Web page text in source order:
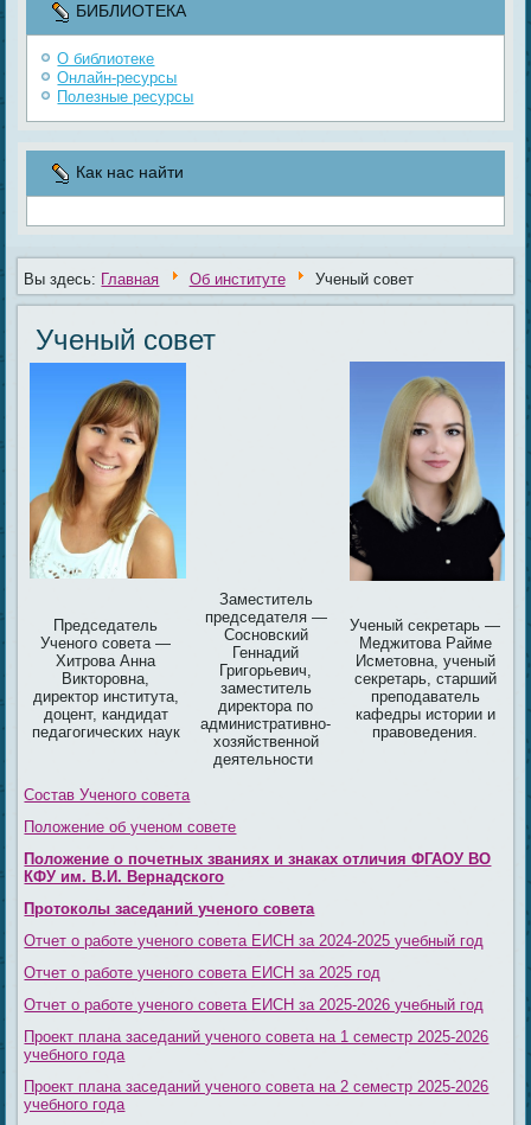
БИБЛИОТЕКА
О библиотеке
Онлайн-ресурсы
Полезные ресурсы
Как нас найти
Вы здесь: Главная Об институте Ученый совет
Ученый совет
Председатель
Ученого совета —
Хитрова Анна
Викторовна,
директор института,
доцент, кандидат
педагогических наук
Заместитель
председателя —
Сосновский
Геннадий
Григорьевич,
заместитель
директора по
административно-
хозяйственной
деятельности
Ученый секретарь —
Меджитова Райме
Исметовна, ученый
секретарь, старший
преподаватель
кафедры истории и
правоведения.
Состав Ученого совета
Положение об ученом совете
Положение о почетных званиях и знаках отличия ФГАОУ ВО
КФУ им. В.И. Вернадского
Протоколы заседаний ученого совета
Отчет о работе ученого совета ЕИСН за 2024-2025 учебный год
Отчет о работе ученого совета ЕИСН за 2025 год
Отчет о работе ученого совета ЕИСН за 2025-2026 учебный год
Проект плана заседаний ученого совета на 1 семестр 2025-2026
учебного года
Проект плана заседаний ученого совета на 2 семестр 2025-2026
учебного года